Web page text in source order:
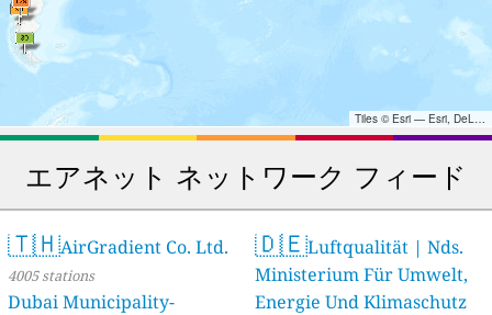
Tiles © Esri — Esri, DeLorme, NAVTEQ, TomTom, Intermap, iPC, USGS, FAO, NPS, NRCAN, GeoBase, Kadaster NL, Ordnance Survey, Esri Japan, METI, Esri China (Hong Kong), and the GIS User Community
エアネット ネットワーク フィード
🇹🇭AirGradient Co. Ltd.
4005 stations
Dubai Municipality-
🇩🇪Luftqualität | Nds.
Ministerium Für Umwelt,
Energie Und Klimaschutz